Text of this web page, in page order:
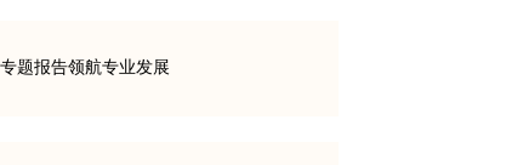
题报告领航专业发展